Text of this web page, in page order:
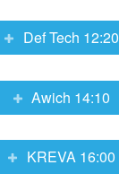
Def Tech 12:20
Awich 14:10
KREVA 16:00